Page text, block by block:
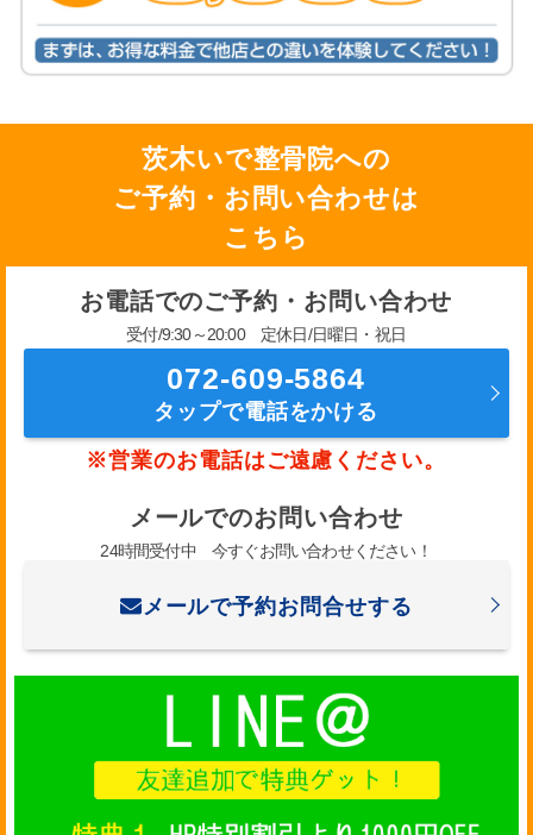
茨木いで整骨院への
ご予約・お問い合わせは
こちら
お電話でのご予約・お問い合わせ
受付/9:30～20:00 定休日/日曜日・祝日
072-609-5864
タップで電話をかける
※営業のお電話はご遠慮ください。
メールでのお問い合わせ
24時間受付中 今すぐお問い合わせください！
メールで予約お問合せする